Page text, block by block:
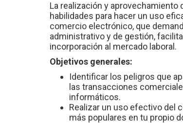
La realización y
habilidades para hacer un uso
comercio electrónico, que
administrativo y de gestión,
incorporación al mercado laboral.
Objetivos generales:
Identificar los peligros que
las transacciones
informáticos.
Realizar un uso efectivo del
más populares en tu propio